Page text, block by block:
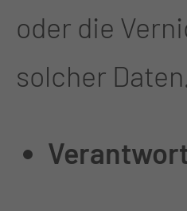
oder die
solcher Daten.